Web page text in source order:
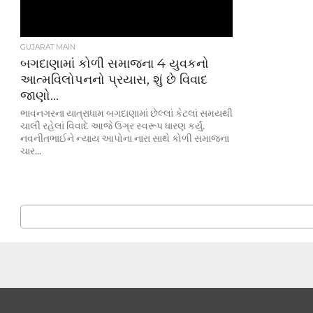
GUJARAT MAIN
બગદાણામાં કોળી સમાજના 4 યુવકનો
આત્મવિલોપનનો પ્રયાસ, શું છે વિવાદ
જાણો…
ભાવનગરના યાત્રાધામ બગદાણામાં છેલ્લાં કેટલાં સમયથી
ચાલી રહેલાં વિવાદે આજે ઉગ્ર સ્વરૂપ ધારણ કર્યું.
નવનીતભાઈને ન્યાય આપોના નારા સાથે કોળી સમાજના
ચાર...